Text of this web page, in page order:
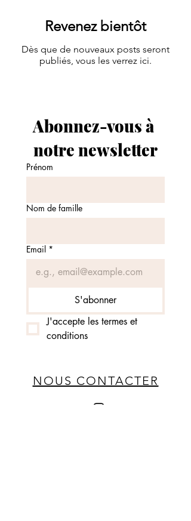
Revenez bientôt
Dès que de nouveaux posts seront
publiés, vous les verrez ici.
Abonnez-vous à
notre newsletter
Prénom
Nom de famille
Email *
S'abonner
J'accepte les termes et
conditions
NOUS CONTACTER